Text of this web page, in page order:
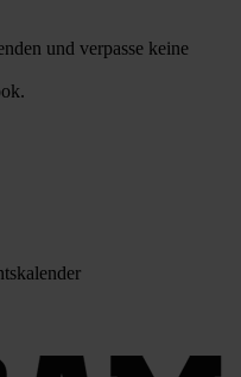
und verpasse keine